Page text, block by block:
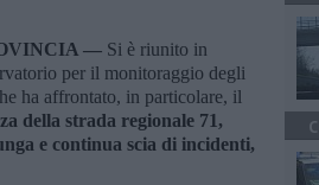
— Si è riunito in
per il monitoraggio degli
ha affrontato, in particolare, il
della strada regionale 71,
e continua scia di incidenti,